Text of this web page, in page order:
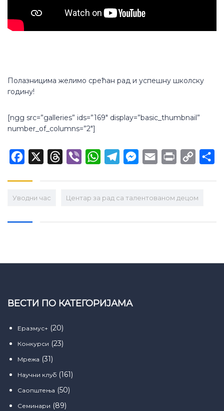
Полазницима желимо срећан рад и успешну школску
годину!
[ngg src=”galleries” ids=”169″ display=”basic_thumbnail”
number_of_columns=”2″]
Facebook Threads
Viber WhatsAppTelegramMessenger
Email Print
Copy
Уводни час Центар за рад са талентованом децом
ВЕСТИ ПО КАТЕГОРИЈАМА
Еразмус+ (20)
Конкурси (23)
Мрежа (31)
Научни клуб (161)
Саопштења (50)
Семинари (89)